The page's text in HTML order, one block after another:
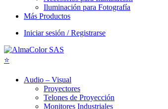
Iluminación para Fotografía
Más Productos
Iniciar sesión / Registrarse
Audio – Visual
Proyectores
Telones de Proyección
Monitores Industriales